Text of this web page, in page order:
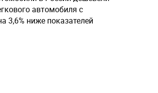
автомобиля с
3,6% ниже показателей